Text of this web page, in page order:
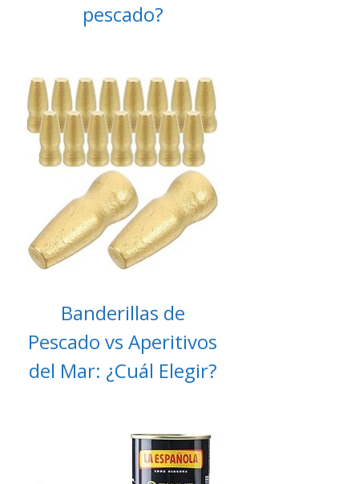
pescado?
Banderillas de
Pescado vs Aperitivos
del Mar: ¿Cuál Elegir?